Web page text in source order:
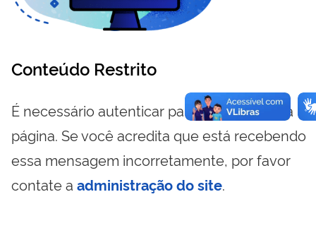
Conteúdo Restrito
É necessário autenticar para visualizar essa
página. Se você acredita que está recebendo
essa mensagem incorretamente, por favor
contate a administração do site.